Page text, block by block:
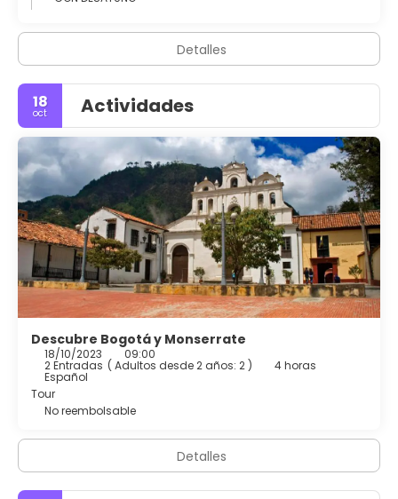
Detalles
18
oct Actividades
Descubre Bogotá y Monserrate
18/10/2023 09:00
2 Entradas ( Adultos desde 2 años: 2 ) 4 horas
Español
Tour
No reembolsable
Detalles